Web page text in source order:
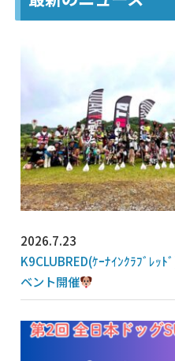
2026.7.23
K9CLUBRED(ｹｰﾅｲﾝｸﾗﾌﾞﾚｯ
ベント開催